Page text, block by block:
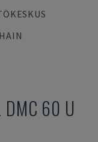
DMC 60 U